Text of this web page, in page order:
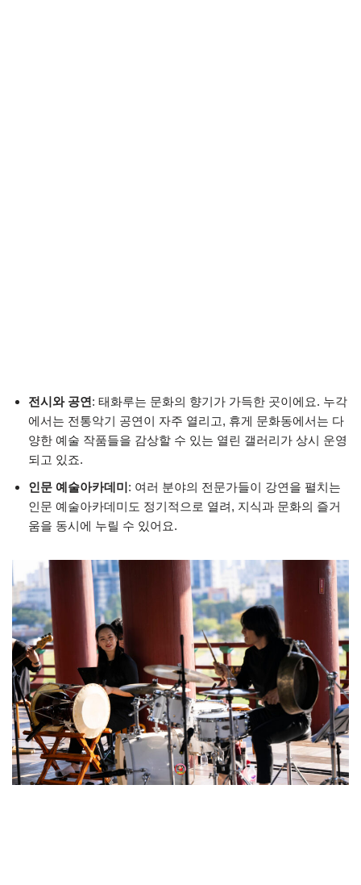
전시와 공연: 태화루는 문화의 향기가 가득한 곳이에요. 누각
에서는 전통악기 공연이 자주 열리고, 휴게 문화동에서는 다
양한 예술 작품들을 감상할 수 있는 열린 갤러리가 상시 운영
되고 있죠.
인문 예술아카데미: 여러 분야의 전문가들이 강연을 펼치는
인문 예술아카데미도 정기적으로 열려, 지식과 문화의 즐거
움을 동시에 누릴 수 있어요.